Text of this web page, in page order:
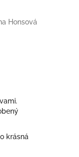
Honsová
krásná